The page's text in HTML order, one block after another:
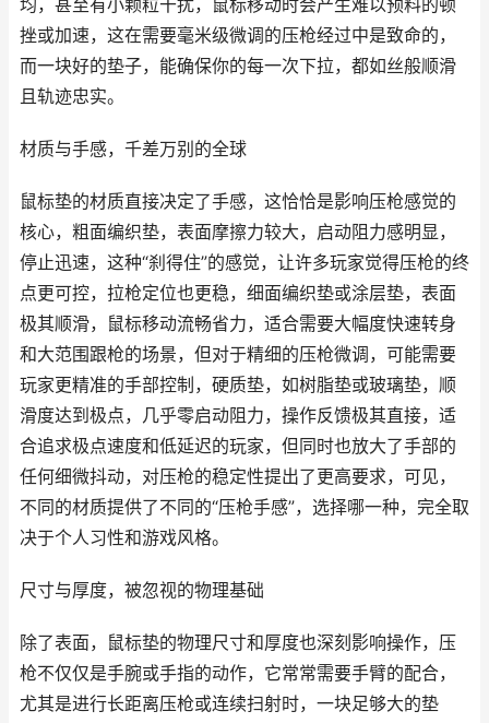
均，甚至有小颗粒干扰，鼠标移动时会产生难以预料的顿
挫或加速，这在需要毫米级微调的压枪经过中是致命的，
而一块好的垫子，能确保你的每一次下拉，都如丝般顺滑
且轨迹忠实。
材质与手感，千差万别的全球
鼠标垫的材质直接决定了手感，这恰恰是影响压枪感觉的
核心，粗面编织垫，表面摩擦力较大，启动阻力感明显，
停止迅速，这种“刹得住”的感觉，让许多玩家觉得压枪的终
点更可控，拉枪定位也更稳，细面编织垫或涂层垫，表面
极其顺滑，鼠标移动流畅省力，适合需要大幅度快速转身
和大范围跟枪的场景，但对于精细的压枪微调，可能需要
玩家更精准的手部控制，硬质垫，如树脂垫或玻璃垫，顺
滑度达到极点，几乎零启动阻力，操作反馈极其直接，适
合追求极点速度和低延迟的玩家，但同时也放大了手部的
任何细微抖动，对压枪的稳定性提出了更高要求，可见，
不同的材质提供了不同的“压枪手感”，选择哪一种，完全取
决于个人习性和游戏风格。
尺寸与厚度，被忽视的物理基础
除了表面，鼠标垫的物理尺寸和厚度也深刻影响操作，压
枪不仅仅是手腕或手指的动作，它常常需要手臂的配合，
尤其是进行长距离压枪或连续扫射时，一块足够大的垫